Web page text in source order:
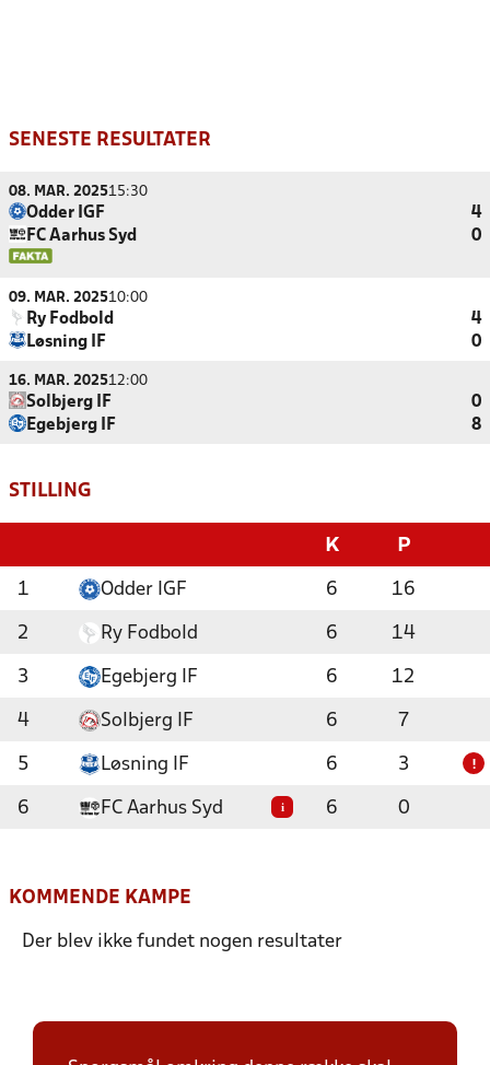
SENESTE RESULTATER
08. MAR. 202515:30
Odder IGF
4
FC Aarhus Syd
0
09. MAR. 202510:00
Ry Fodbold
4
Løsning IF
0
16. MAR. 202512:00
Solbjerg IF
0
Egebjerg IF
8
STILLING
K P
1 Odder IGF 6 16
2 Ry Fodbold 6 14
3 Egebjerg IF 6 12
4 Solbjerg IF 6 7
5 Løsning IF 6 3 !
6 FC Aarhus Syd i 6 0
KOMMENDE KAMPE
Der blev ikke fundet nogen resultater